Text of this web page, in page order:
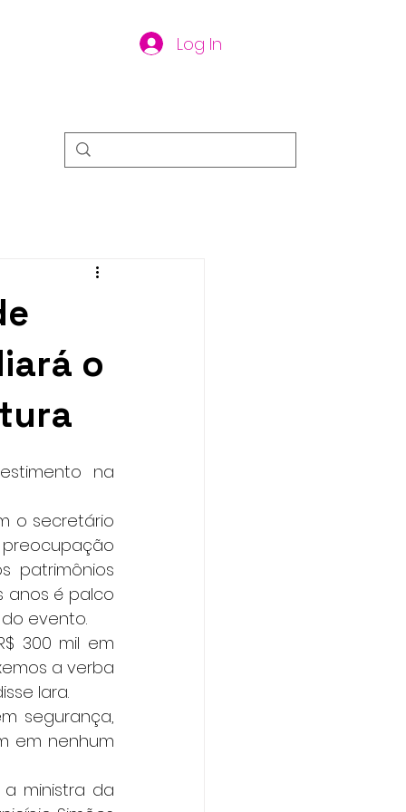
Log In
o
na
o secretário
patrimônios
anos é palco
evento.
300 mil em
a verba
Iara.
segurança,
em nenhum
ministra da